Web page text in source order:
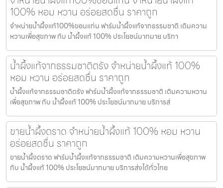
100% หอม หวาน อร่อยสดชื่น ราคาถูก
จำหน่ายน้ำผึ้งแท้100%ขอนแก่น ฟาร์มน้ำผึ้งแท้จากธรรมชาติ เติมความ
หวานเพื่อสุขภาพ กับ น้ำผึ้งแท้ 100% ประโยชน์มากมาย บริกา
น้ำผึ้งแท้จากธรรมชาติตรัง จำหน่ายน้ำผึ้งแท้ 100%
หอม หวาน อร่อยสดชื่น ราคาถูก
น้ำผึ้งแท้จากธรรมชาติตรัง ฟาร์มน้ำผึ้งแท้จากธรรมชาติ เติมความหวาน
เพื่อสุขภาพ กับ น้ำผึ้งแท้ 100% ประโยชน์มากมาย บริการส่
ขายน้ำผึ้งตราด จำหน่ายน้ำผึ้งแท้ 100% หอม หวาน
อร่อยสดชื่น ราคาถูก
ขายน้ำผึ้งตราด ฟาร์มน้ำผึ้งแท้จากธรรมชาติ เติมความหวานเพื่อสุขภาพ
กับ น้ำผึ้งแท้ 100% ประโยชน์มากมาย บริการส่งได้ทั่วไทย